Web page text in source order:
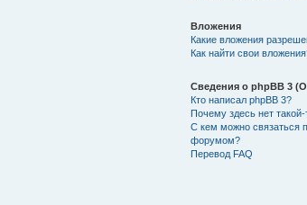
Вложения
Какие вложения
Как найти свои
Сведения о phpBB 3
Кто написал phpBB 3?
Почему здесь нет
С кем можно связаться
форумом?
Перевод FAQ